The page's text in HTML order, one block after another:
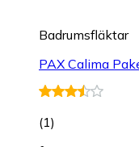
Badrumsfläktar
PAX Calima
(1)